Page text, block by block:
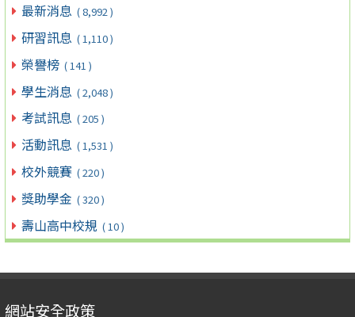
最新消息 ( 8,992 )
研習訊息 ( 1,110 )
榮譽榜 ( 141 )
學生消息 ( 2,048 )
考試訊息 ( 205 )
活動訊息 ( 1,531 )
校外競賽 ( 220 )
獎助學金 ( 320 )
壽山高中校規 ( 10 )
網站安全政策